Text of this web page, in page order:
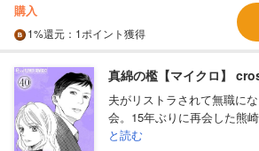
購入
1%還元 ：1ポイント獲得
真綿の檻【マイクロ】
夫がリストラされて無職に
会。15年ぶりに再会した熊
と読む